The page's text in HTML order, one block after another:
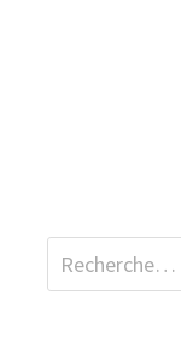
Rechercher :